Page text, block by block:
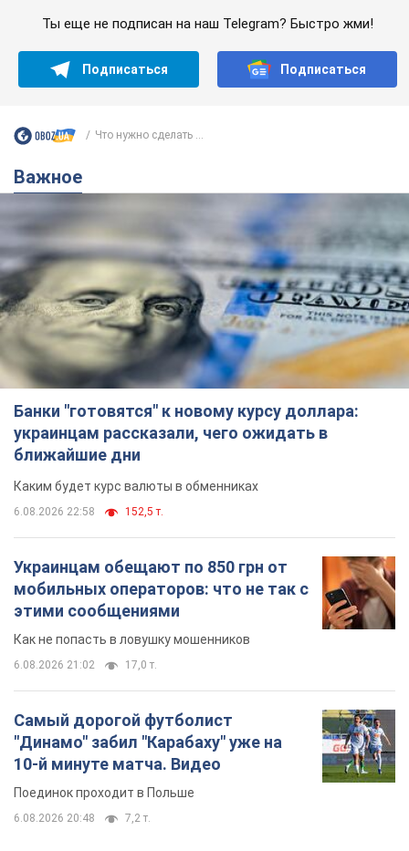
Ты еще не подписан на наш Telegram? Быстро жми!
Подписаться Подписаться
Что нужно сделать ...
Важное
Банки "готовятся" к новому курсу доллара:
украинцам рассказали, чего ожидать в
ближайшие дни
Каким будет курс валюты в обменниках
6.08.2026 22:58 152,5 т.
Украинцам обещают по 850 грн от
мобильных операторов: что не так с
этими сообщениями
Как не попасть в ловушку мошенников
6.08.2026 21:02 17,0 т.
Самый дорогой футболист
"Динамо" забил "Карабаху" уже на
10-й минуте матча. Видео
Поединок проходит в Польше
6.08.2026 20:48 7,2 т.